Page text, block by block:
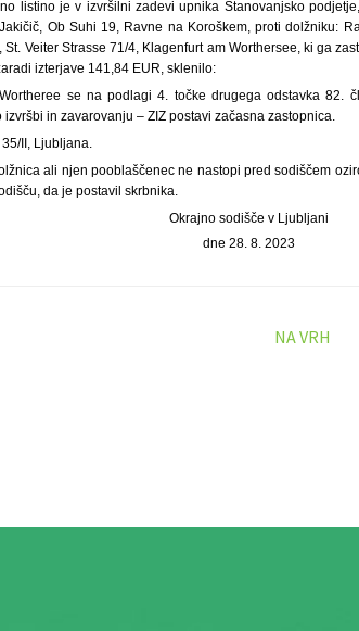
listino je v izvršilni zadevi upnika Stanovanjsko
Ob Suhi 19, Ravne na Koroškem, proti dolžniku:
Veiter Strasse 71/4, Klagenfurt am Worthersee, ki ga
izterjave 141,84 EUR, sklenilo:
se na podlagi 4. točke drugega odstavka 82.
in zavarovanju – ZIZ postavi začasna zastopnica.
II, Ljubljana.
ali njen pooblaščenec ne nastopi pred sodiščem
da je postavil skrbnika.
Okrajno sodišče v Ljubljani
dne 28. 8. 2023
NA VRH